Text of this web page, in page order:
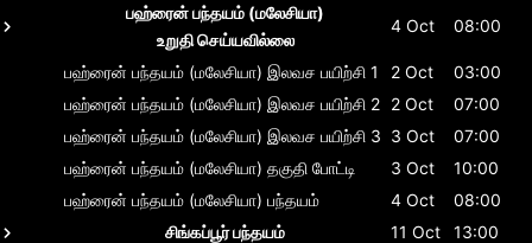
பஹ்ரைன் பந்தயம் (மலேசியா)
உறுதி செய்யவில்லை
4 Oct 08:00
பஹ்ரைன் பந்தயம் (மலேசியா) இலவச பயிற்சி 1 2 Oct
03:00
பஹ்ரைன் பந்தயம் (மலேசியா) இலவச பயிற்சி 2 2 Oct
07:00
பஹ்ரைன் பந்தயம் (மலேசியா) இலவச பயிற்சி 3 3 Oct
07:00
பஹ்ரைன் பந்தயம் (மலேசியா) தகுதி போட்டி 3 Oct
10:00
பஹ்ரைன் பந்தயம் (மலேசியா) பந்தயம் 4 Oct
08:00
சிங்கப்பூர் பந்தயம்
11 Oct
13:00